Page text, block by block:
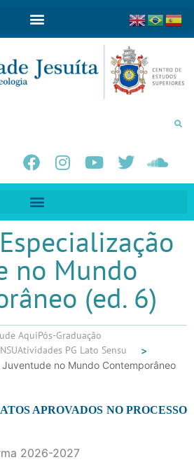
no Mundo
(ed. 6)
AquiPós-Graduação
Atividades PG Lato Sensu
no Mundo Contemporâneo
APROVADOS NO PROCESSO
2026-2027